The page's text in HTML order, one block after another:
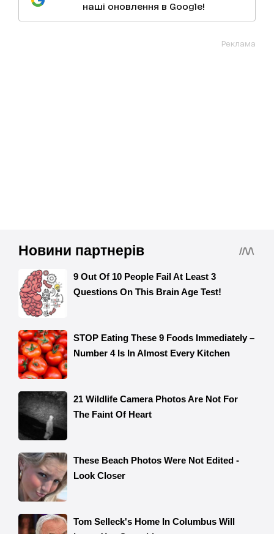
наші оновлення в Google!
Реклама